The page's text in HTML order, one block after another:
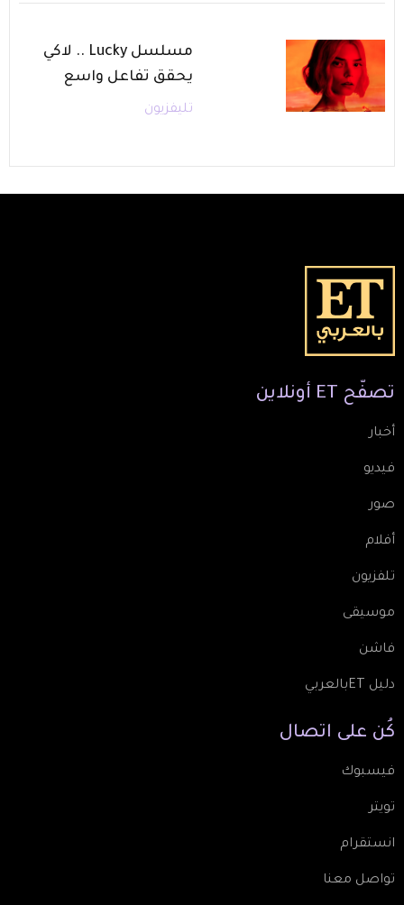
مسلسل Lucky .. لاكي
يحقق تفاعل واسع
تليفزيون
تصفّح ET أونلاين
أخبار
فيديو
صور
أفلام
تلفزيون
موسيقى
فاشن
دليل ETبالعربي
كُن على اتصال
فيسبوك
تويتر
انستقرام
تواصل معنا